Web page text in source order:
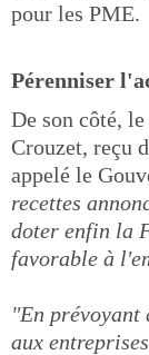
pour les PME.
Pérenniser
De son côté,
Crouzet, reçu
appelé le
recettes
doter enfin la
favorable à
"En prévoyant
aux